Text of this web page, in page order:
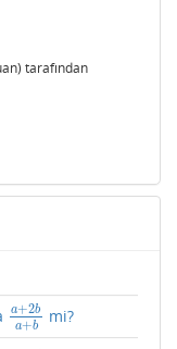
tarafından
a+2b
a+b
a+2b a+b
mi?